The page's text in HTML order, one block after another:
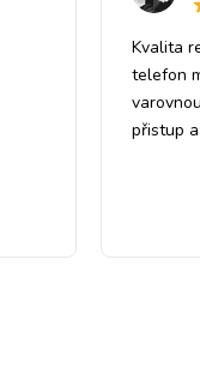
Kvalita
telefon
přistup